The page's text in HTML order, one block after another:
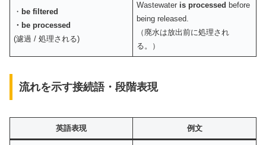
・ be filtered
・be processed
(濾過 / 処理される)
Wastewater is processed before
being released.
（廃水は放出前に処理され
る。）
流れを示す接続語・段階表現
英語表現 例文